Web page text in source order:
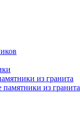
из гранита
памятники из гранита